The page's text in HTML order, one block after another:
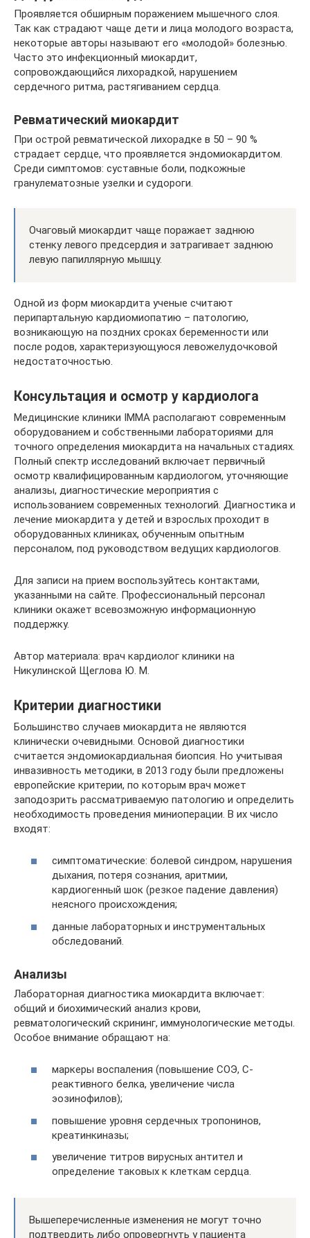
Проявляется обширным поражением мышечного слоя.
Так как страдают чаще дети и лица молодого возраста,
некоторые авторы называют его «молодой» болезнью.
Часто это инфекционный миокардит,
сопровождающийся лихорадкой, нарушением
сердечного ритма, растягиванием сердца.
Ревматический миокардит
При острой ревматической лихорадке в 50 – 90 %
страдает сердце, что проявляется эндомиокардитом.
Среди симптомов: суставные боли, подкожные
гранулематозные узелки и судороги.
Очаговый миокардит чаще поражает заднюю
стенку левого предсердия и затрагивает заднюю
левую папиллярную мышцу.
Одной из форм миокардита ученые считают
перипартальную кардиомиопатию – патологию,
возникающую на поздних сроках беременности или
после родов, характеризующуюся левожелудочковой
недостаточностью.
Консультация и осмотр у кардиолога
Медицинские клиники IMMA располагают современным
оборудованием и собственными лабораториями для
точного определения миокардита на начальных стадиях.
Полный спектр исследований включает первичный
осмотр квалифицированным кардиологом, уточняющие
анализы, диагностические мероприятия с
использованием современных технологий. Диагностика и
лечение миокардита у детей и взрослых проходит в
оборудованных клиниках, обученным опытным
персоналом, под руководством ведущих кардиологов.
Для записи на прием воспользуйтесь контактами,
указанными на сайте. Профессиональный персонал
клиники окажет всевозможную информационную
поддержку.
Автор материала: врач кардиолог клиники на
Никулинской Щеглова Ю. М.
Критерии диагностики
Большинство случаев миокардита не являются
клинически очевидными. Основой диагностики
считается эндомиокардиальная биопсия. Но учитывая
инвазивность методики, в 2013 году были предложены
европейские критерии, по которым врач может
заподозрить рассматриваемую патологию и определить
необходимость проведения миниоперации. В их число
входят:
симптоматические: болевой синдром, нарушения
дыхания, потеря сознания, аритмии,
кардиогенный шок (резкое падение давления)
неясного происхождения;
данные лабораторных и инструментальных
обследований.
Анализы
Лабораторная диагностика миокардита включает:
общий и биохимический анализ крови,
ревматологический скрининг, иммунологические методы.
Особое внимание обращают на:
маркеры воспаления (повышение СОЭ, С-
реактивного белка, увеличение числа
эозинофилов);
повышение уровня сердечных тропонинов,
креатинкиназы;
увеличение титров вирусных антител и
определение таковых к клеткам сердца.
Вышеперечисленные изменения не могут точно
подтвердить либо опровергнуть у пациента